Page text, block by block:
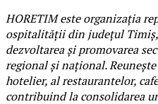
HORETIM este organizația
ospitalității din județul
dezvoltarea și promovarea
regional și național.
hotelier, al restaurantelor,
contribuind la consolidarea